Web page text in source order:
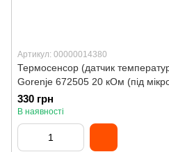
Артикул: 00000014380
Термосенсор (датчик
Gorenje 672505 20 кОм (під
330 грн
В наявності